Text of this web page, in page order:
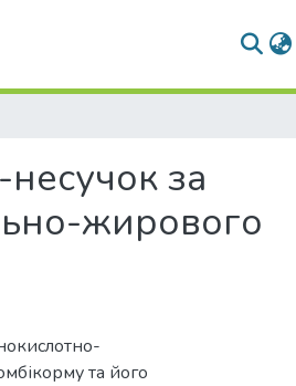
несучок за
жирового
та його